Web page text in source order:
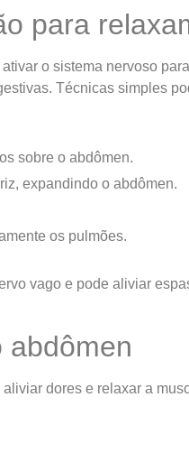
para
o sistema nervoso
Técnicas simples
sobre o abdômen.
expandindo o abdômen.
os pulmões.
vago e pode aliviar
abdômen
dores e relaxar a